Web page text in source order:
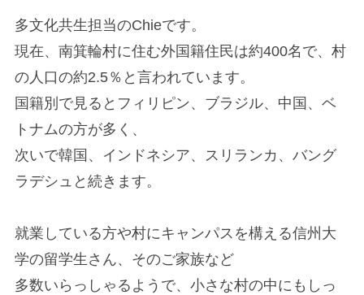
多文化共生担当のChieです。
現在、南箕輪村に住む外国籍住民は約400名で、村
の人口の約2.5％と言われています。
国籍別で見るとフィリピン、ブラジル、中国、ベ
トナムの方が多く、
次いで韓国、インドネシア、スリランカ、バング
ラデシュと続きます。
就業している方や村にキャンパスを構える信州大
学の留学生さん、そのご家族など
多数いらっしゃるようで、小さな村の中にもしっ